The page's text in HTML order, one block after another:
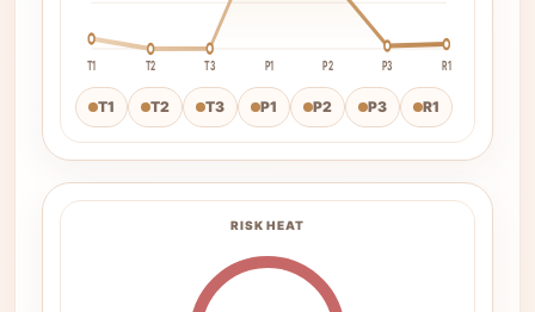
T1 T2 T3 P1 P2 P3 R1
T1 T2 T3 P1 P2 P3 R1
RISK HEAT